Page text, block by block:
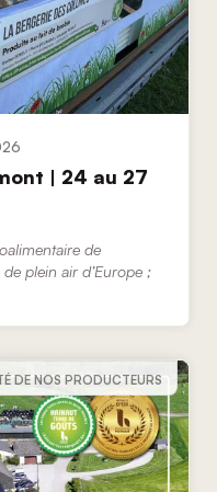
| 24 au 27
de
plein air d’Europe ;
DE NOS PRODUCTEURS